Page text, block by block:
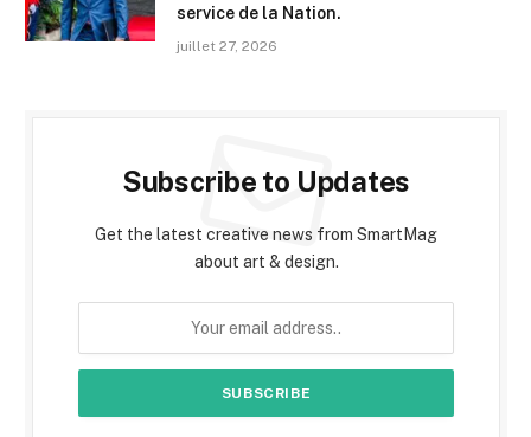
service de la Nation.
juillet 27, 2026
Subscribe to Updates
Get the latest creative news from SmartMag
about art & design.